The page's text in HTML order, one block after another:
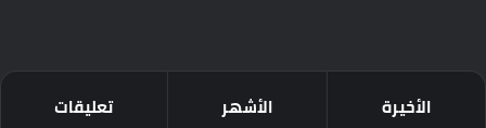
الأخيرة الأشهر تعليقات